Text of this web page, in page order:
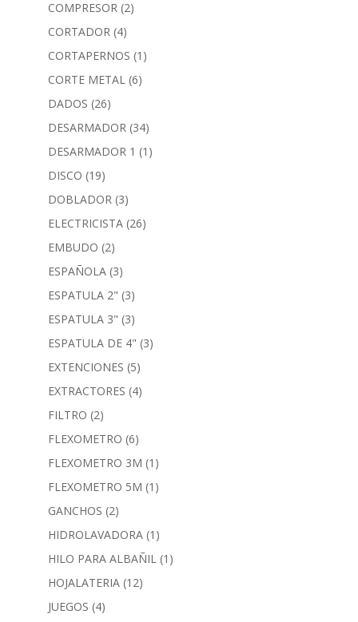
COMPRESOR (2)
CORTADOR (4)
CORTAPERNOS (1)
CORTE METAL (6)
DADOS (26)
DESARMADOR (34)
DESARMADOR 1 (1)
DISCO (19)
DOBLADOR (3)
ELECTRICISTA (26)
EMBUDO (2)
ESPAÑOLA (3)
ESPATULA 2" (3)
ESPATULA 3" (3)
ESPATULA DE 4" (3)
EXTENCIONES (5)
EXTRACTORES (4)
FILTRO (2)
FLEXOMETRO (6)
FLEXOMETRO 3M (1)
FLEXOMETRO 5M (1)
GANCHOS (2)
HIDROLAVADORA (1)
HILO PARA ALBAÑIL (1)
HOJALATERIA (12)
JUEGOS (4)